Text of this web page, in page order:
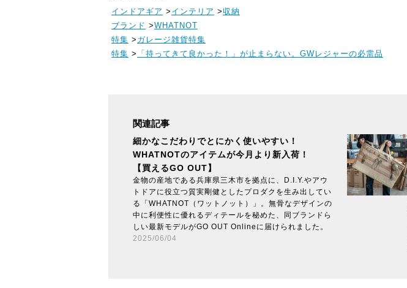
インドアギア > インテリア > 収納
ブランド >WHATNOT
特集 > ガレージ雑貨特集
特集 > 「持ってきて良かった！」が止まらない。GWレジャーの必需品
関連記事
細かなこだわりでとにかく使いやすい！
WHATNOTのアイテムが今月より新入荷！
【買えるGO OUT】
金物の産地である兵庫県三木市を拠点に、D.I.Y.やアウ
トドアに役立つ質実剛健としたプロダクを生み出してい
る「WHATNOT（ワットノット）」。無骨なデザインの
中に利便性に優れるディテールを秘めた、同ブランドら
しい最新モデルがGO OUT Onlineに届けられました。
2025/06/04